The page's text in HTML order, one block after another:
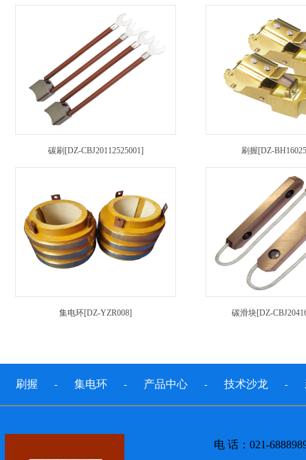
碳刷[DZ-CBJ20112525001] 刷握[DZ-
集电环[DZ-YZR008] 碳滑块[DZ-
刷握 - 集电环 - 产品中心 - 技术沙龙 -
电 话：021-